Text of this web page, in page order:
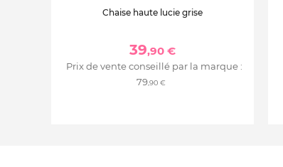
Chaise haute lucie grise
39,90 €
Prix de vente conseillé par la marque :
79,90 €